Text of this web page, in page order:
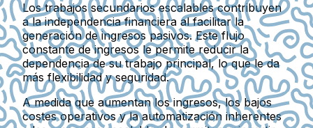
Los trabajos secundarios escalables contribuyen
a la independencia financiera al facilitar la
generación de ingresos pasivos. Este flujo
constante de ingresos le permite reducir la
dependencia de su trabajo principal, lo que le da
más flexibilidad y seguridad.
A medida que aumentan los ingresos, los bajos
costes operativos y la automatización inherentes